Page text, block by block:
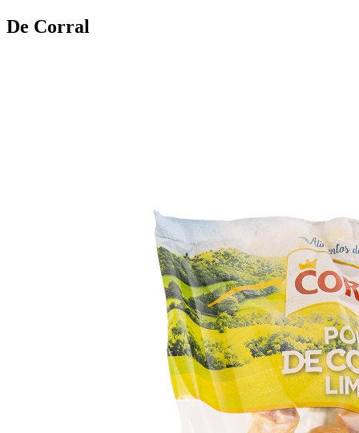
De Corral